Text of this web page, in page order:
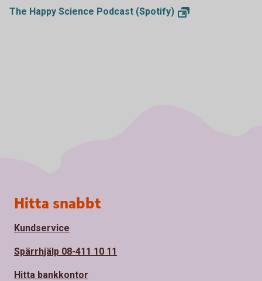
The Happy Science Podcast (Spotify)
Sidfot
Hitta snabbt
Kundservice
Spärrhjälp 08-411 10 11
Hitta bankkontor